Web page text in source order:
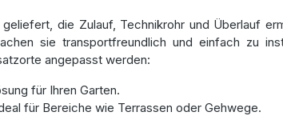
die Zulauf, Technikrohr und Überlauf
sie transportfreundlich und einfach zu
angepasst werden:
für Ihren Garten.
für Bereiche wie Terrassen oder Gehwege.